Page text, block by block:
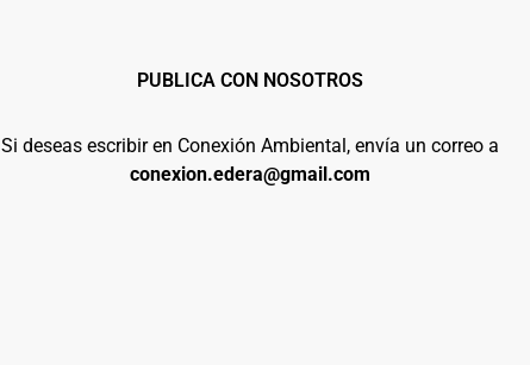
PUBLICA CON NOSOTROS
Si deseas escribir en Conexión Ambiental, envía un correo a
conexion.edera@gmail.com